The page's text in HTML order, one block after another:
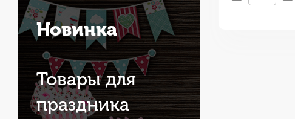
Новинка
Товары для
праздника